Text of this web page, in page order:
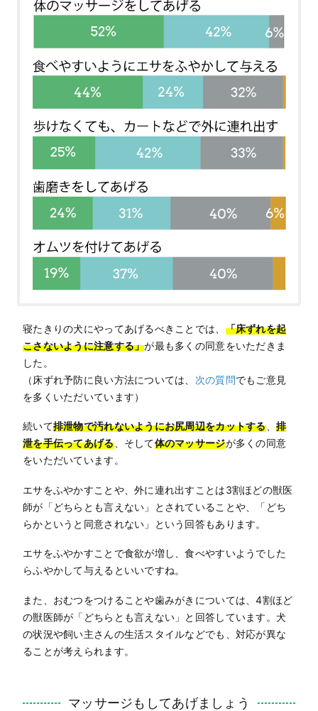
寝たきりの犬にやってあげるべきことでは、 「床ずれを起
こさないように注意する」が最も多くの同意をいただきま
した。
（床ずれ予防に良い方法については、 次の質問でもご意見
を多くいただいています）
続いて排泄物で汚れないようにお尻周辺をカットする、排
泄を手伝ってあげる、そして体のマッサージが多くの同意
をいただいています。
エサをふやかすことや、外に連れ出すことは3割ほどの獣医
師が「どちらとも言えない」とされていることや、「どち
らかというと同意されない」という回答もあります。
エサをふやかすことで食欲が増し、食べやすいようでした
らふやかして与えるといいですね。
また、おむつをつけることや歯みがきについては、4割ほど
の獣医師が「どちらとも言えない」と回答しています。犬
の状況や飼い主さんの生活スタイルなどでも、対応が異な
ることが考えられます。
マッサージもしてあげましょう